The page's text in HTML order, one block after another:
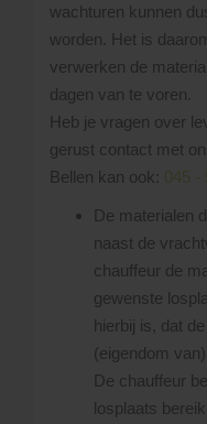
wachturen kunnen
worden. Het is
verwerken de
dagen van te voren.
Heb je vragen over
gerust contact met
Bellen kan ook: 045 -
De materialen
naast de
chauffeur de
gewenste
hierbij is, dat
(eigendom
De chauffeur
losplaats